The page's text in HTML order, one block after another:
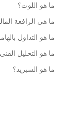
ما هو اللوت؟
ما هي الرافعة
ما هو التداول
ما هو التحليل
ما هو السبريد؟